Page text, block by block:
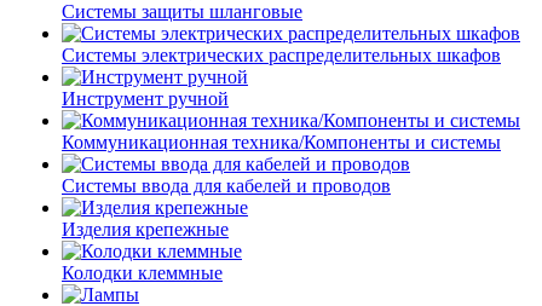
Системы защиты шланговые
Системы электрических распределительных шкафов
Инструмент ручной
Коммуникационная техника/Компоненты и системы
Системы ввода для кабелей и проводов
Изделия крепежные
Колодки клеммные